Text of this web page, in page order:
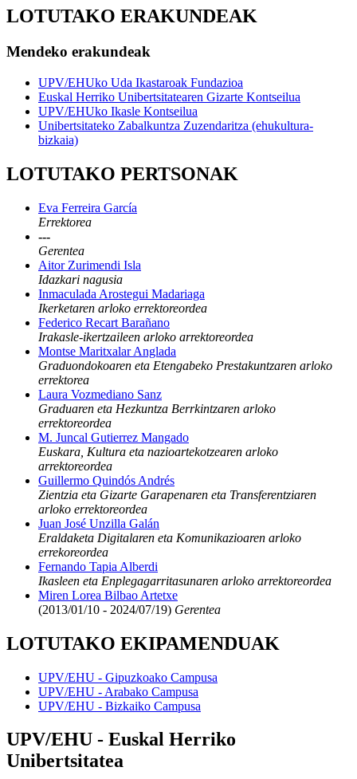
LOTUTAKO ERAKUNDEAK
Mendeko erakundeak
UPV/EHUko Uda Ikastaroak Fundazioa
Euskal Herriko Unibertsitatearen Gizarte Kontseilua
UPV/EHUko Ikasle Kontseilua
Unibertsitateko Zabalkuntza Zuzendaritza (ehukultura-
bizkaia)
LOTUTAKO PERTSONAK
Eva Ferreira García
Errektorea
---
Gerentea
Aitor Zurimendi Isla
Idazkari nagusia
Inmaculada Arostegui Madariaga
Ikerketaren arloko errektoreordea
Federico Recart Barañano
Irakasle-ikertzaileen arloko arrektoreordea
Montse Maritxalar Anglada
Graduondokoaren eta Etengabeko Prestakuntzaren arloko
errektorea
Laura Vozmediano Sanz
Graduaren eta Hezkuntza Berrkintzaren arloko
errektoreordea
M. Juncal Gutierrez Mangado
Euskara, Kultura eta nazioartekotzearen arloko
arrektoreordea
Guillermo Quindós Andrés
Zientzia eta Gizarte Garapenaren eta Transferentziaren
arloko errektoreordea
Juan José Unzilla Galán
Eraldaketa Digitalaren eta Komunikazioaren arloko
errekoreordea
Fernando Tapia Alberdi
Ikasleen eta Enplegagarritasunaren arloko arrektoreordea
Miren Lorea Bilbao Artetxe
(2013/01/10 - 2024/07/19) Gerentea
LOTUTAKO EKIPAMENDUAK
UPV/EHU - Gipuzkoako Campusa
UPV/EHU - Arabako Campusa
UPV/EHU - Bizkaiko Campusa
UPV/EHU - Euskal Herriko
Unibertsitatea